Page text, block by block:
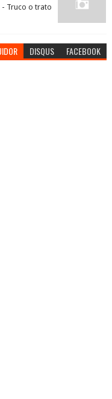
- Truco o trato
DISQUS FACEBOOK